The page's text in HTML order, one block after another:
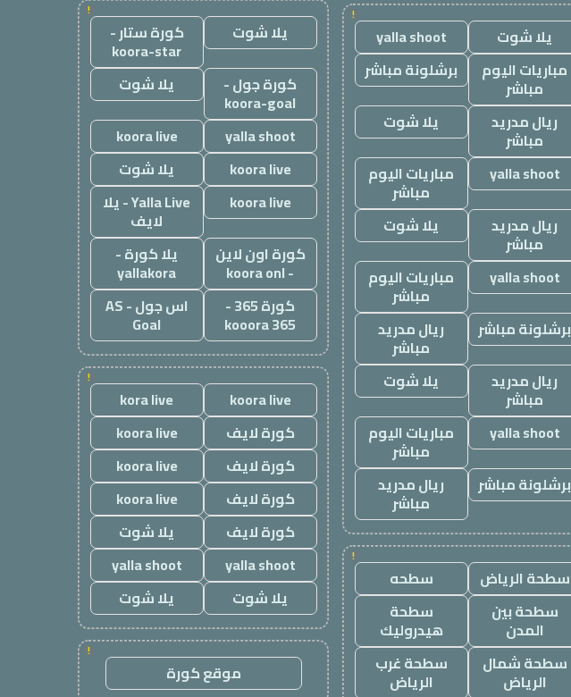
!
يلا شوت
yalla shoot
مباريات اليوم
مباشر
برشلونة مباشر
ريال مدريد
مباشر
يلا شوت
yalla shoot
مباريات اليوم
مباشر
ريال مدريد
مباشر
يلا شوت
yalla shoot
مباريات اليوم
مباشر
برشلونة مباشر
ريال مدريد
مباشر
ريال مدريد
مباشر
يلا شوت
yalla shoot
مباريات اليوم
مباشر
برشلونة مباشر
ريال مدريد
مباشر
!
سطحة الرياض
سطحه
سطحة بين
المدن
سطحة
هيدروليك
سطحة شمال
الرياض
سطحة غرب
الرياض
!
يلا شوت كورة ستار -
koora-star
كورة جول -
koora-goal
يلا شوت
yalla shoot
koora live
koora live
يلا شوت
koora live
Yalla Live - يلا
لايف
كورة اون لاين
- koora onl
يلا كورة -
yallakora
كورة 365 -
kooora 365
اس جول - AS
Goal
!
koora live
kora live
كورة لايف
koora live
كورة لايف
koora live
كورة لايف
koora live
كورة لايف
يلا شوت
yalla shoot
yalla shoot
يلا شوت
يلا شوت
!
موقع كورة